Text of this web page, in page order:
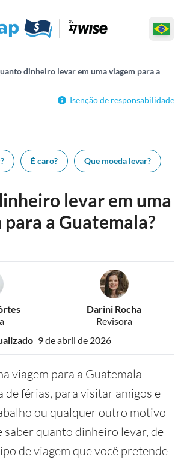
dinheiro levar em uma viagem para a
Isenção de responsabilidade
É caro? Que moeda levar?
levar em uma
a Guatemala?
Darini Rocha
Revisora
9 de abril de 2026
viagem para a Guatemala
de férias, para visitar amigos e
ou qualquer outro motivo
quanto dinheiro levar, de
de viagem que você pretende